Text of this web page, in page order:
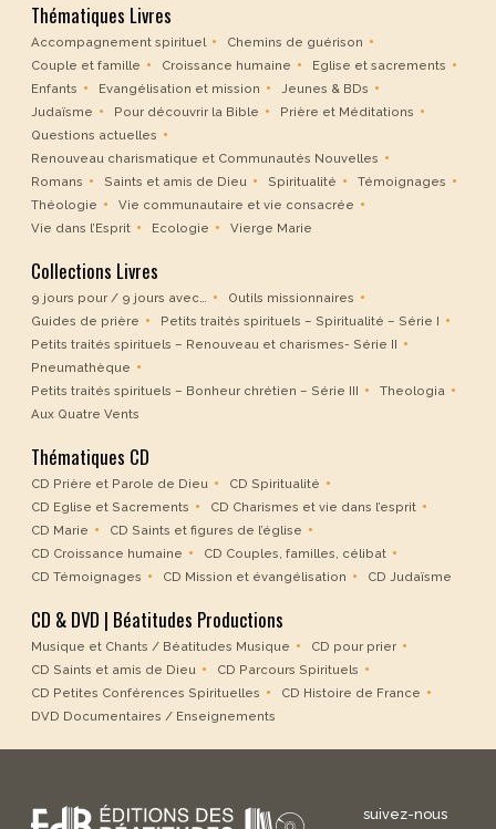
Thématiques Livres
Accompagnement spirituel
Chemins de guérison
Couple et famille
Croissance humaine
Eglise et sacrements
Enfants
Evangélisation et mission
Jeunes & BDs
Judaïsme
Pour découvrir la Bible
Prière et Méditations
Questions actuelles
Renouveau charismatique et Communautés Nouvelles
Romans
Saints et amis de Dieu Spiritualité
Témoignages
Théologie
Vie communautaire et vie consacrée
Vie dans l’Esprit
Ecologie Vierge Marie
Collections Livres
9 jours pour / 9 jours avec…
Outils missionnaires
Guides de prière
Petits traités spirituels – Spiritualité – Série I
Petits traités spirituels – Renouveau et charismes- Série II
Pneumathèque
Petits traités spirituels – Bonheur chrétien – Série III
Theologia
Aux Quatre Vents
Thématiques CD
CD Prière et Parole de Dieu
CD Spiritualité
CD Eglise et Sacrements
CD Charismes et vie dans l’esprit
CD Marie
CD Saints et figures de l’église
CD Croissance humaine
CD Couples, familles, célibat
CD Témoignages
CD Mission et évangélisation CD Judaïsme
CD & DVD | Béatitudes Productions
Musique et Chants / Béatitudes Musique
CD pour prier
CD Saints et amis de Dieu
CD Parcours Spirituels
CD Petites Conférences Spirituelles
CD Histoire de France
DVD Documentaires / Enseignements
suivez-nous